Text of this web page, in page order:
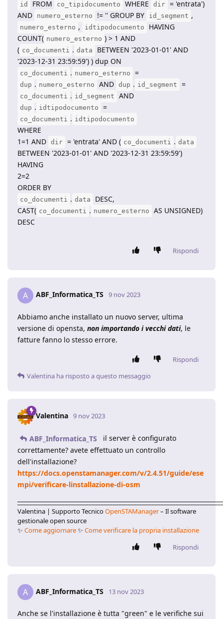
id FROM co_tipidocumento WHERE dir = 'entrata')
AND
numero_esterno != '' GROUP BY id_segment ,
numero_esterno , idtipodocumento
HAVING
COUNT( numero_esterno ) > 1 AND
( co_documenti . data
BETWEEN '2023-01-01' AND
'2023-12-31 23:59:59') ) dup ON
co_documenti . numero_esterno =
dup . numero_esterno AND dup . id_segment =
co_documenti . id_segment AND
dup . idtipodocumento =
co_documenti . idtipodocumento
WHERE
1=1 AND dir = 'entrata' AND ( co_documenti . data
BETWEEN '2023-01-01' AND '2023-12-31 23:59:59')
HAVING
2=2
ORDER BY
co_documenti . data
DESC,
CAST( co_documenti . numero_esterno
AS UNSIGNED)
DESC
Rispondi
A ABF_Informatica_TS 9 nov 2023
Abbiamo anche installato un nuovo server, ultima
versione di opensta, non importando i vecchi dati, le
fatture fanno lo stesso errore.
Rispondi
Valentina ha risposto a questo messaggio
Valentina 9 nov 2023
ABF_Informatica_TS
il server è configurato
correttamente? avete effettuato un controllo
dell'installazione?
https://docs.openstamanager.com/v/2.4.51/guide/ese
mpi/verificare-linstallazione-di-osm
Valentina | Supporto TecnicoOpenSTAManager– Il software
gestionale open source
✨ Come aggiornare✨ Come verificare la propria installazione
Rispondi
A ABF_Informatica_TS 13 nov 2023
Anche se l'installazione è tutta "green" e le verifiche sui